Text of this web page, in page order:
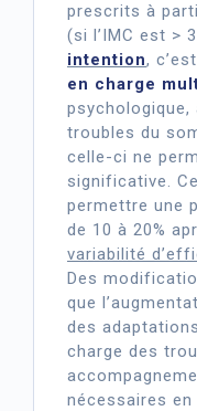
prescrits à
(si l’IMC est >
intention,
en charge
psychologique,
troubles du
celle-ci ne
significative.
permettre une
de 10 à 20%
variabilité
Des
que
des
charge des
nécessaires